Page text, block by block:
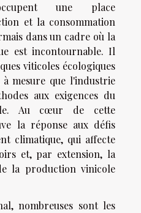
une place
et la consommation
dans un cadre où la
est incontournable. Il
viticoles écologiques
mesure que l'industrie
aux exigences du
Au cœur de cette
la réponse aux défis
climatique, qui affecte
et, par extension, la
la production vinicole
nombreuses sont les